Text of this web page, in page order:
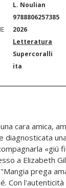
L. Noulian
9788806257385
2026
Letteratura
Supercoralli
ita
cara amica,
diagnosticata
«giú
a Elizabeth
prega
Con